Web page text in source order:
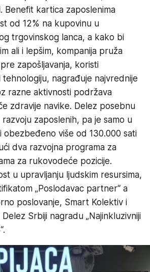
Benefit kartica zaposlenima
od 12% na kupovinu u
trgovinskog lanca, a kako bi
ali i lepšim, kompanija pruža
zapošljavanja, koristi
tehnologiju, nagrađuje najvrednije
razne aktivnosti podržava
zdravije navike. Delez posebnu
zaposlenih, pa je samo u
više od 130.000 sati
dva razvojna programa za
za rukovodeće pozicije.
u upravljanju ljudskim resursima,
„Poslodavac partner“ a
poslovanje, Smart Kolektiv i
Srbiji nagradu „Najinkluzivniji